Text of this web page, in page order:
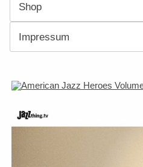
Shop
Impressum